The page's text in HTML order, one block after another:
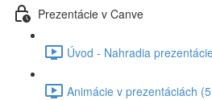
Prezentácie v Canve
Úvod - Nahradia
Animácie v prezentáciách